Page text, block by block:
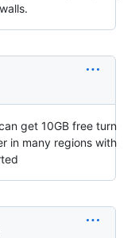
get 10GB free turn
in many regions with